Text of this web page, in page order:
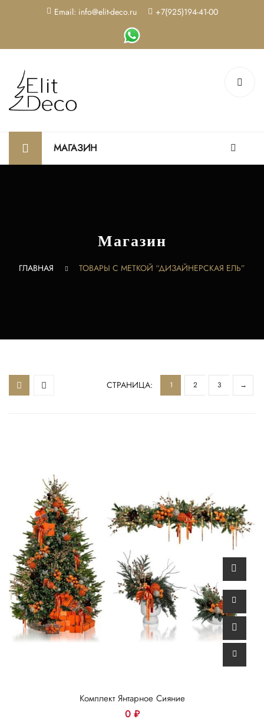
Email: info@elit-deco.ru +7(925)194-41-00
МАГАЗИН
Магазин
ГЛАВНАЯ ТОВАРЫ С МЕТКОЙ “ДИЗАЙНЕРСКАЯ ЕЛЬ”
СТРАНИЦА: 1 2 3 →
Комплект Янтарное Сияние
0 ₽